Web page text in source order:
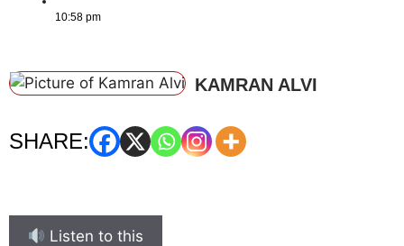
10:58 pm
KAMRAN ALVI
SHARE:
Listen to this